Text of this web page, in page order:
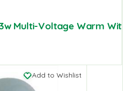
Multi-Voltage Warm Wit
Add to Wishlist